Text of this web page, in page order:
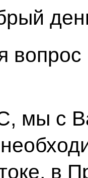
мы с
в